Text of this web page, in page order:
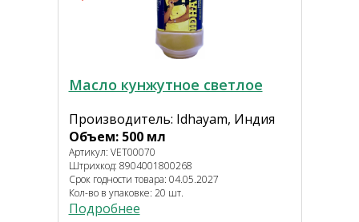
Масло кунжутное светлое
Производитель: Idhayam, Индия
Объем: 500 мл
Артикул: VET00070
Штрихкод: 8904001800268
Срок годности товара: 04.05.2027
Кол-во в упаковке: 20 шт.
Подробнее